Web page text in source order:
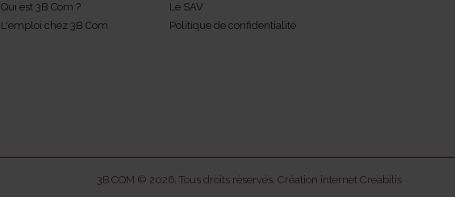
Qui est 3B Com ?
L'emploi chez 3B Com
Le SAV
Politique de confidentialité
3B COM © 2026. Tous droits réservés. Création internet Creabilis